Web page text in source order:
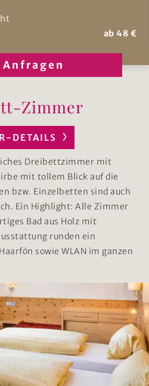
ab 48 €
Zimmer
DETAILS
Dreibettzimmer mit
mit tollem Blick auf die
bzw. Einzelbetten sind auch
Ein Highlight: Alle Zimmer
Bad aus Holz mit
runden ein
sowie WLAN im ganzen